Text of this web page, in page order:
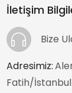
İletişim
Bize
Adresimiz:
Fatih/İstanbul